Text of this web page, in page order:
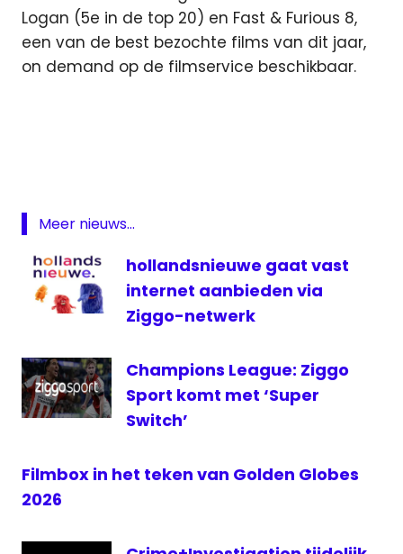
Logan (5e in de top 20) en Fast & Furious 8,
een van de best bezochte films van dit jaar,
on demand op de filmservice beschikbaar.
Film1
Star
televisie
Meer nieuws...
hollandsnieuwe gaat vast
internet aanbieden via
Ziggo-netwerk
Champions League: Ziggo
Sport komt met ‘Super
Switch’
Filmbox in het teken van Golden Globes
2026